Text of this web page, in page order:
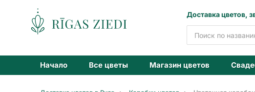
Доставка
цветов
Доставка цветов,
Начало Все цветы Магазин цветов